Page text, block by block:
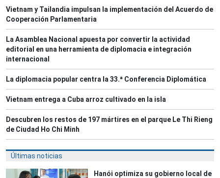
Vietnam y Tailandia impulsan la implementación del Acuerdo de
Cooperación Parlamentaria
La Asamblea Nacional apuesta por convertir la actividad
editorial en una herramienta de diplomacia e integración
internacional
La diplomacia popular centra la 33.ª Conferencia Diplomática
Vietnam entrega a Cuba arroz cultivado en la isla
Descubren los restos de 197 mártires en el parque Le Thi Rieng
de Ciudad Ho Chi Minh
Últimas noticias
Hanói optimiza su gobierno local de